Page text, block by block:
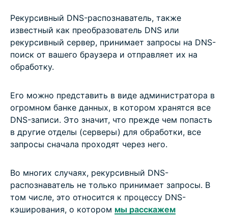
Рекурсивный DNS-распознаватель, также
известный как преобразователь DNS или
рекурсивный сервер, принимает запросы на DNS-
поиск от вашего браузера и отправляет их на
обработку.
Его можно представить в виде администратора в
огромном банке данных, в котором хранятся все
DNS-записи. Это значит, что прежде чем попасть
в другие отделы (серверы) для обработки, все
запросы сначала проходят через него.
Во многих случаях, рекурсивный DNS-
распознаватель не только принимает запросы. В
том числе, это относится к процессу DNS-
кэширования, о котором мы расскажем